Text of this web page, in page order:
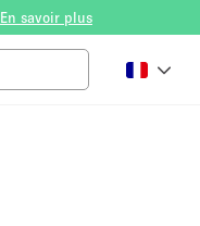
En savoir plus